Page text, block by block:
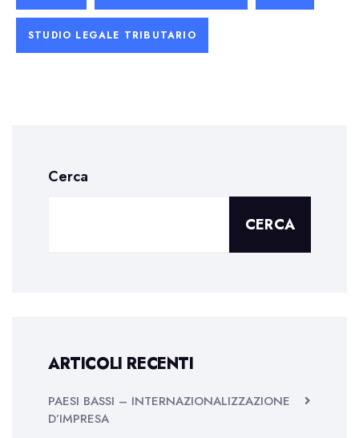
STUDIO LEGALE TRIBUTARIO
Cerca
CERCA
ARTICOLI RECENTI
PAESI BASSI – INTERNAZIONALIZZAZIONE
D’IMPRESA